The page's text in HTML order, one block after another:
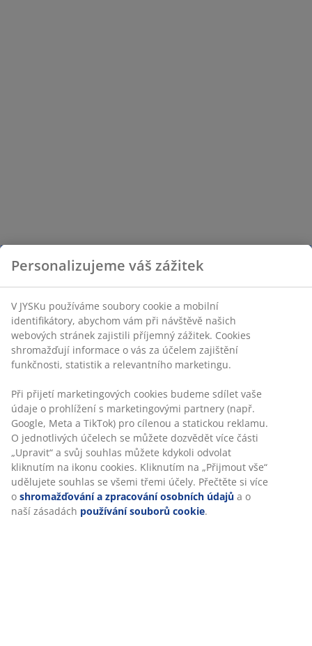
Personalizujeme váš zážitek
V JYSKu používáme soubory cookie a mobilní
identifikátory, abychom vám při návštěvě našich
webových stránek zajistili příjemný zážitek. Cookies
shromažďují informace o vás za účelem zajištění
funkčnosti, statistik a relevantního marketingu.
Při přijetí marketingových cookies budeme sdílet vaše
údaje o prohlížení s marketingovými partnery (např.
Google, Meta a TikTok) pro cílenou a statickou reklamu.
O jednotlivých účelech se můžete dozvědět více části
„Upravit“ a svůj souhlas můžete kdykoli odvolat
kliknutím na ikonu cookies. Kliknutím na „Přijmout vše“
udělujete souhlas se všemi třemi účely. Přečtěte si více
o shromažďování a zpracování osobních údajů a o
naší zásadách používání souborů cookie.